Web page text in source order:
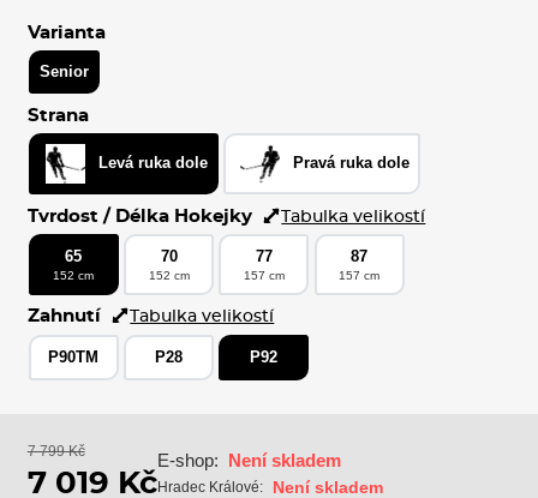
Varianta
Senior
Strana
Levá ruka dole Pravá ruka dole
Tvrdost / Délka Hokejky Tabulka velikostí
65
152 cm
70
152 cm
77
157 cm
87
157 cm
Zahnutí Tabulka velikostí
P90TM P28 P92
7 799 Kč
7 019 Kč
E-shop: Není skladem
Hradec Králové: Není skladem